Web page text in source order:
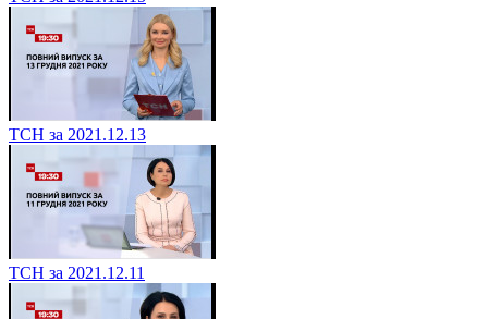
ТСН за 2021.12.13
ТСН за 2021.12.11